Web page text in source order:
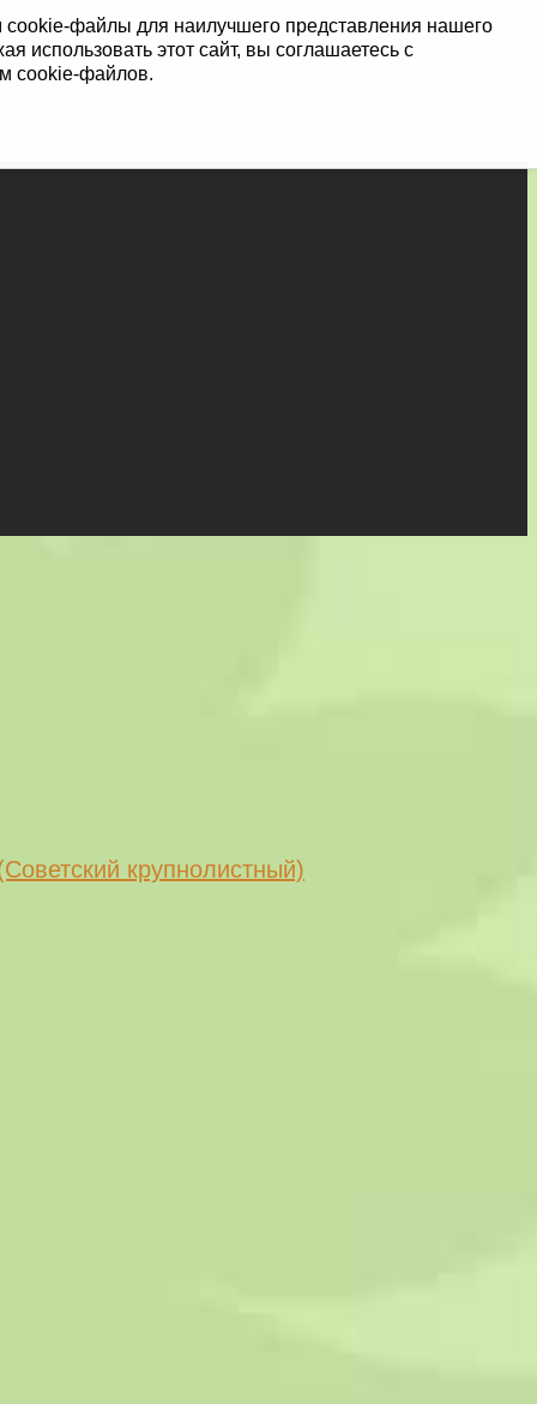
крупнолистный)
файлы для наилучшего представления нашего
использовать этот сайт, вы соглашаетесь с
cookie-файлов.